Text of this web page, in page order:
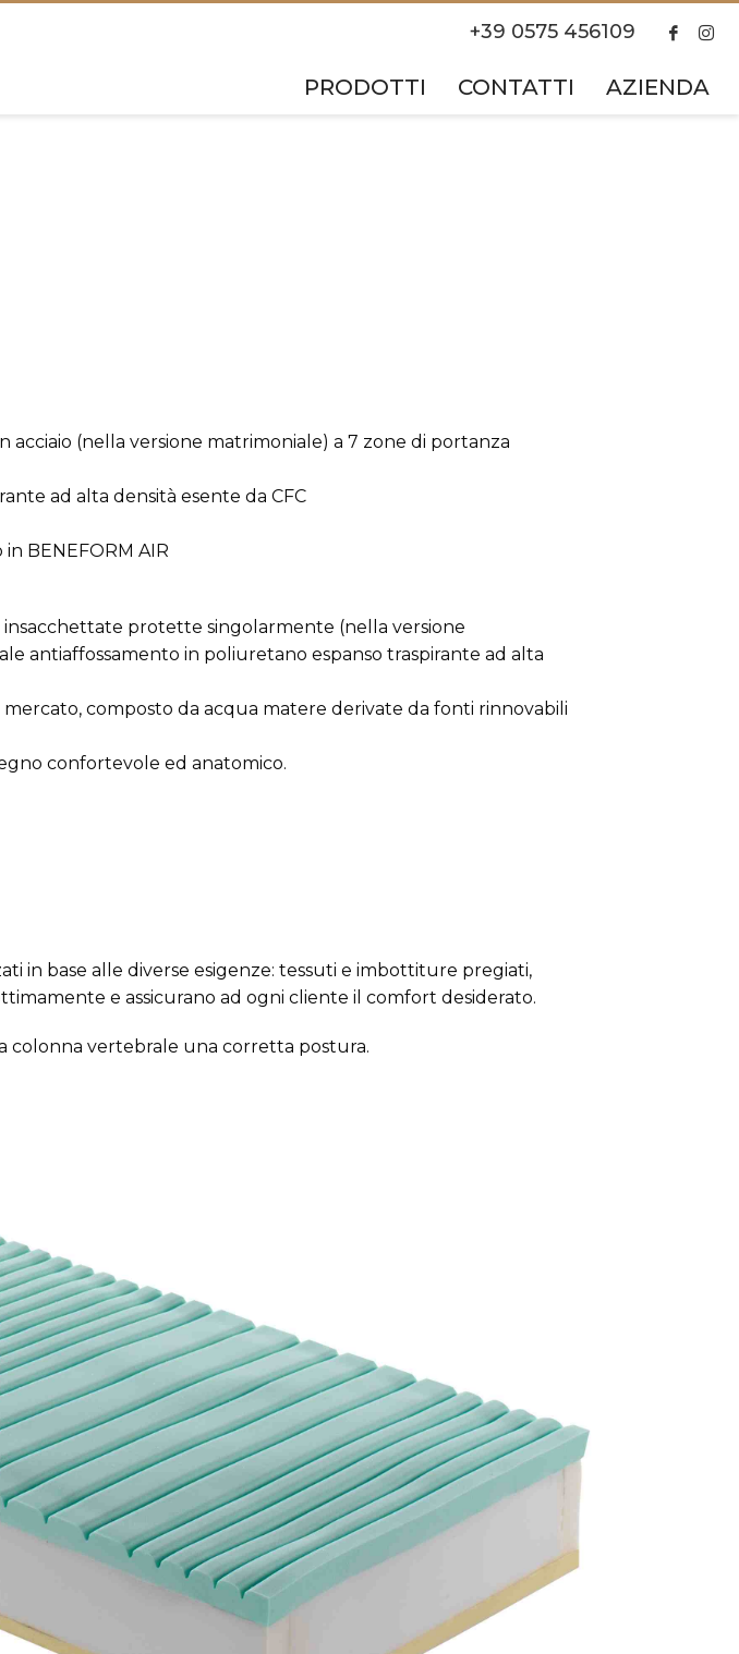
+39 0575 456109
PRODOTTI CONTATTI AZIENDA
(nella versione matrimoniale) a 7 zone di portanza
ad alta densità esente da CFC
BENEFORM AIR
protette singolarmente (nella versione
antiaffossamento in poliuretano espanso traspirante ad alta
composto da acqua matere derivate da fonti rinnovabili
confortevole ed anatomico.
in base alle diverse esigenze: tessuti e imbottiture pregiati,
e assicurano ad ogni cliente il comfort desiderato.
colonna vertebrale una corretta postura.